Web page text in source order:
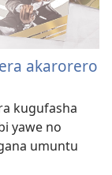
akarorero
kugufasha
yawe no
umuntu